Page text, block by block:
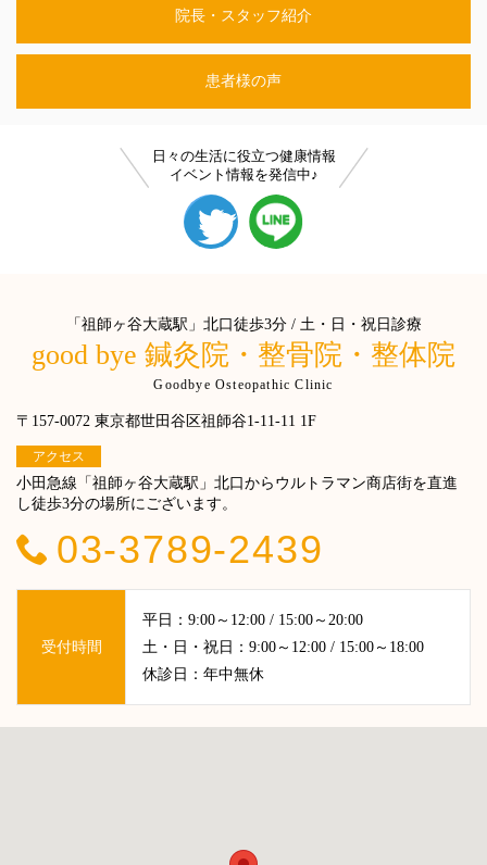
院長・スタッフ紹介
患者様の声
日々の生活に役立つ健康情報
イベント情報を発信中♪
「祖師ヶ谷大蔵駅」北口徒歩3分 / 土・日・祝日診療
good bye 鍼灸院・整骨院・整体院
Goodbye Osteopathic Clinic
〒157-0072 東京都世田谷区祖師谷1-11-11 1F
アクセス
小田急線「祖師ヶ谷大蔵駅」北口からウルトラマン商店街を直進
し徒歩3分の場所にございます。
03-3789-2439
受付時間
平日：9:00～12:00 / 15:00～20:00
土・日・祝日：9:00～12:00 / 15:00～18:00
休診日：年中無休